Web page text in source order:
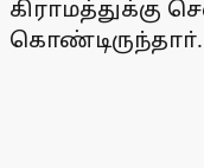
கிராமத்துக்கு
கொண்டிருந்தாா்.